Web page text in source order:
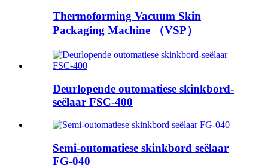
Thermoforming Vacuum Skin
Packaging Machine （VSP）
Deurlopende outomatiese skinkbord-
seëlaar FSC-400
Semi-outomatiese skinkbord seëlaar
FG-040